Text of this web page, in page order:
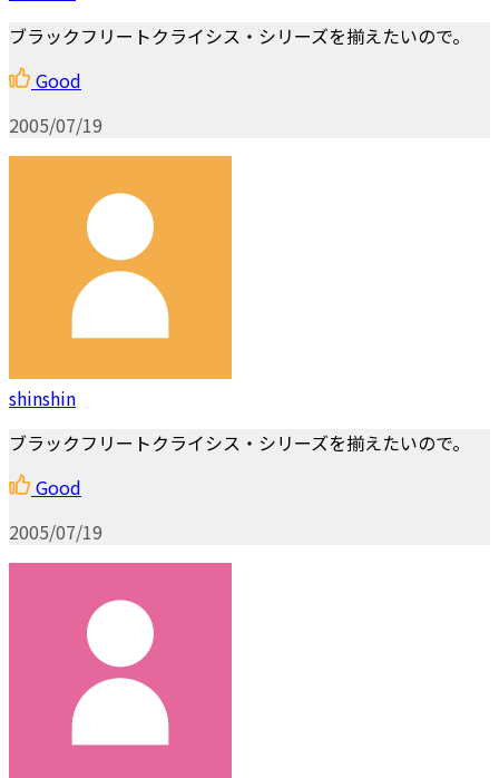
ブラックフリートクライシス・シリーズを揃えたいので。
Good
2005/07/19
shinshin
ブラックフリートクライシス・シリーズを揃えたいので。
Good
2005/07/19